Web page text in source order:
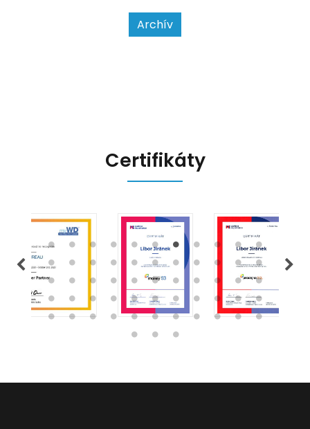
usnadnit život podnikatelům i
kontrolním orgánům. Podívejme se
na hlavní změny, které EET 2.0
Archív
Certifikáty